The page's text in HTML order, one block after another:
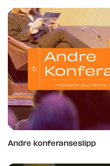
Andre konferanseslipp